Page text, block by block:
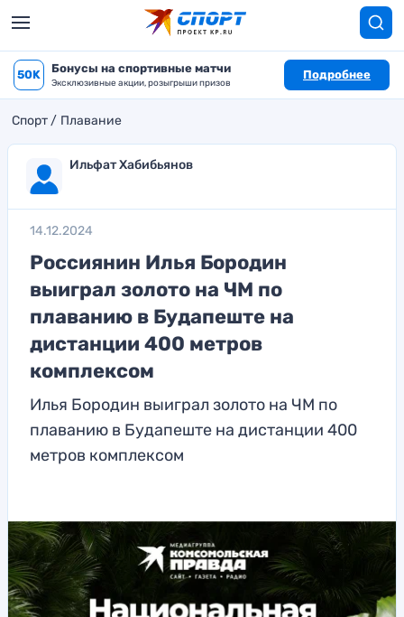
50K Бонусы на спортивные матчи
Эксклюзивные акции, розыгрыши призов
Подробнее
Спорт Плавание
Ильфат Хабибьянов
14.12.2024
Россиянин Илья Бородин
выиграл золото на ЧМ по
плаванию в Будапеште на
дистанции 400 метров
комплексом
Илья Бородин выиграл золото на ЧМ по
плаванию в Будапеште на дистанции 400
метров комплексом